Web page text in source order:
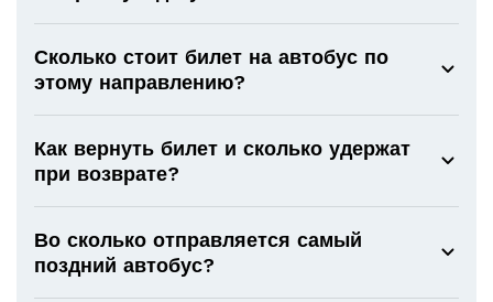
Сколько стоит билет на автобус по
этому направлению?
Как вернуть билет и сколько удержат
при возврате?
Во сколько отправляется самый
поздний автобус?